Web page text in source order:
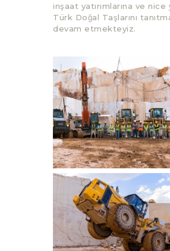
inşaat yatırımlarına ve nice
Türk Doğal Taşlarını
devam etmekteyiz.